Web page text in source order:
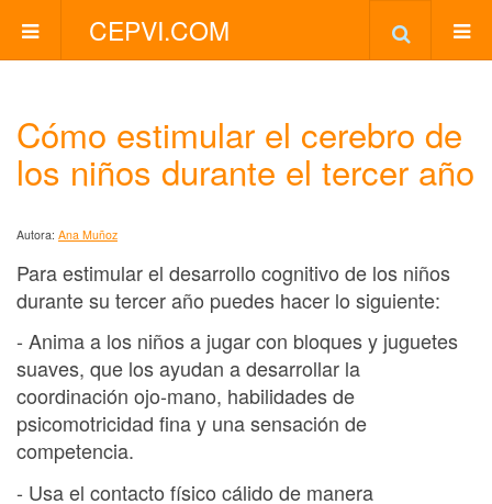
CEPVI.COM
Cómo estimular el cerebro de
los niños durante el tercer año
Autora: Ana Muñoz
Para estimular el desarrollo cognitivo de los niños
durante su tercer año puedes hacer lo siguiente:
- Anima a los niños a jugar con bloques y juguetes
suaves, que los ayudan a desarrollar la
coordinación ojo-mano, habilidades de
psicomotricidad fina y una sensación de
competencia.
- Usa el contacto físico cálido de manera